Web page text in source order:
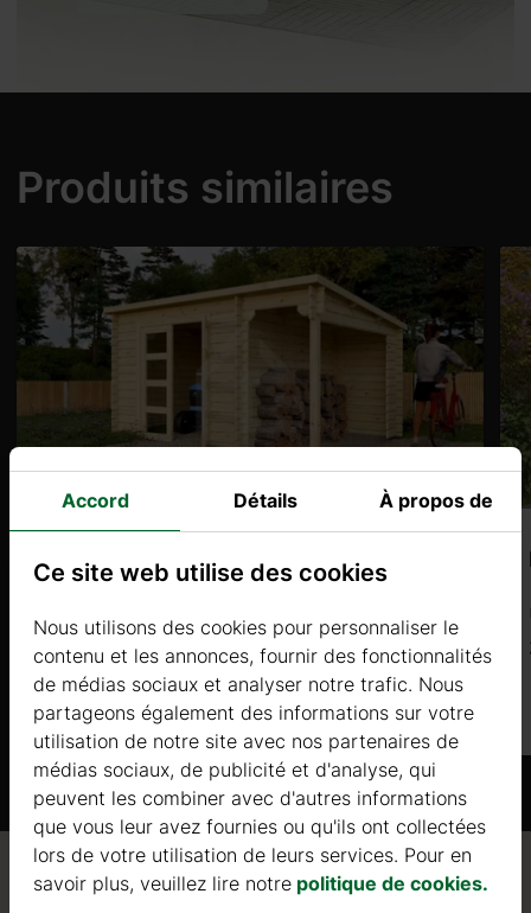
Produits similaires
AZARA (34mm) 4×2,9m, 11㎡
2750 €
Plus d'informations
Qualité / garantie / conseil
Accord Détails À propos de
Ce site web utilise des cookies
Nous utilisons des cookies pour personnaliser le
contenu et les annonces, fournir des fonctionnalités
de médias sociaux et analyser notre trafic. Nous
partageons également des informations sur votre
utilisation de notre site avec nos partenaires de
médias sociaux, de publicité et d'analyse, qui
peuvent les combiner avec d'autres informations
que vous leur avez fournies ou qu'ils ont collectées
lors de votre utilisation de leurs services. Pour en
savoir plus, veuillez lire notre politique de cookies.